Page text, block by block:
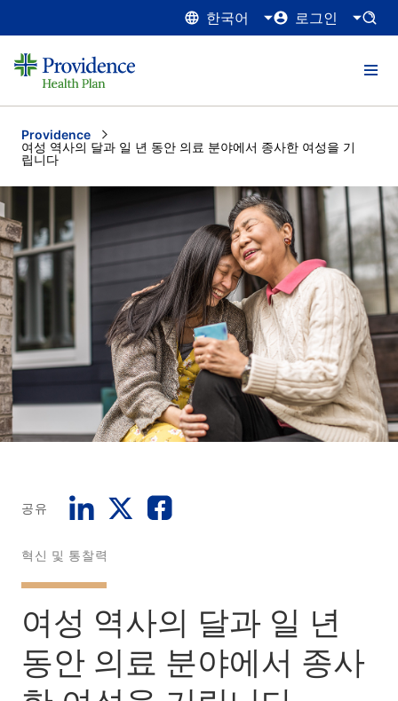
한국어 로그인
Providence
Current:
여성 역사의 달과 일 년 동안 의료 분야에서 종사한 여성을 기
립니다
공유
혁신 및 통찰력
여성 역사의 달과 일 년
동안 의료 분야에서 종사